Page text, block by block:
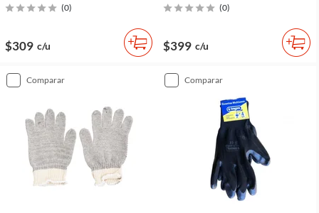
(0)
$309 c/u
(0)
$399 c/u
comparar comparar